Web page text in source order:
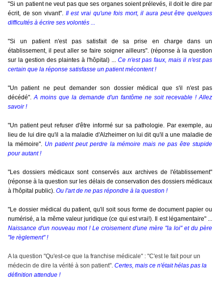
"Si un patient ne veut pas que ses organes soient prélevés, il doit le dire par
écrit, de son vivant". Il est vrai qu'une fois mort, il aura peut être quelques
difficultés à écrire ses volontés ...
"Si un patient n'est pas satisfait de sa prise en charge dans un
établissement, il peut aller se faire soigner ailleurs". (réponse à la question
sur la gestion des plaintes à l'hôpital) ... Ce n'est pas faux, mais il n'est pas
certain que la réponse satisfasse un patient mécontent !
"Un patient ne peut demander son dossier médical que s'il n'est pas
décédé".A moins que la demande d'un fantôme ne soit recevable ! Allez
savoir !
"Un patient peut refuser d'être informé sur sa pathologie. Par exemple, au
lieu de lui dire qu'il a la maladie d'Alzheimer on lui dit qu'il a une maladie de
la mémoire". Un patient peut perdre la mémoire mais ne pas être stupide
pour autant !
"Les dossiers médicaux sont conservés aux archives de l'établissement"
(réponse à la question sur les délais de conservation des dossiers médicaux
à l'hôpital public). Ou l'art de ne pas répondre à la question !
"Le dossier médical du patient, qu'il soit sous forme de document papier ou
numérisé, a la même valeur juridique (ce qui est vrai!). Il est légamentaire" ...
Naissance d'un nouveau mot ! Le croisement d'une mère "la loi" et du père
"le règlement" !
A la question "Qu'est-ce que la franchise médicale" : "C'est le fait pour un
médecin de dire la vérité à son patient". Certes, mais ce n'était hélas pas la
définition attendue !